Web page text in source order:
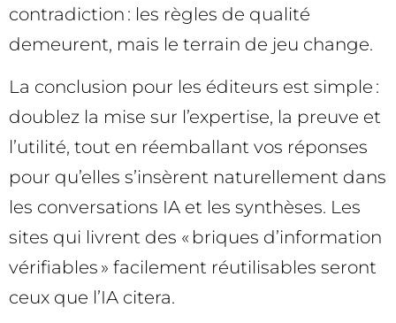
contradiction : les règles de qualité
demeurent, mais le terrain de jeu change.
La conclusion pour les éditeurs est simple :
doublez la mise sur l’expertise, la preuve et
l’utilité, tout en réemballant vos réponses
pour qu’elles s’insèrent naturellement dans
les conversations IA et les synthèses. Les
sites qui livrent des « briques d’information
vérifiables » facilement réutilisables seront
ceux que l’IA citera.